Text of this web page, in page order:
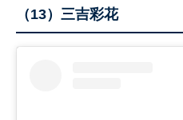
（13）三吉彩花